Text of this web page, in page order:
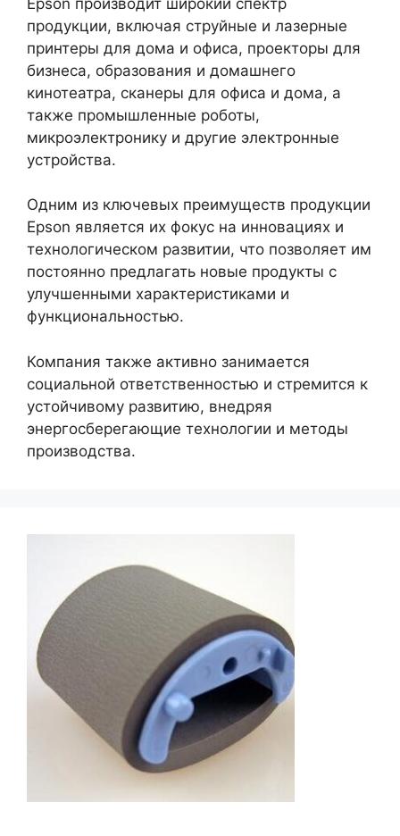
продукции, включая струйные и лазерные
принтеры для дома и офиса, проекторы для
бизнеса, образования и домашнего
кинотеатра, сканеры для офиса и дома, а
также промышленные роботы,
микроэлектронику и другие электронные
устройства.
Одним из ключевых преимуществ продукции
Epson является их фокус на инновациях и
технологическом развитии, что позволяет им
постоянно предлагать новые продукты с
улучшенными характеристиками и
функциональностью.
Компания также активно занимается
социальной ответственностью и стремится к
устойчивому развитию, внедряя
энергосберегающие технологии и методы
производства.